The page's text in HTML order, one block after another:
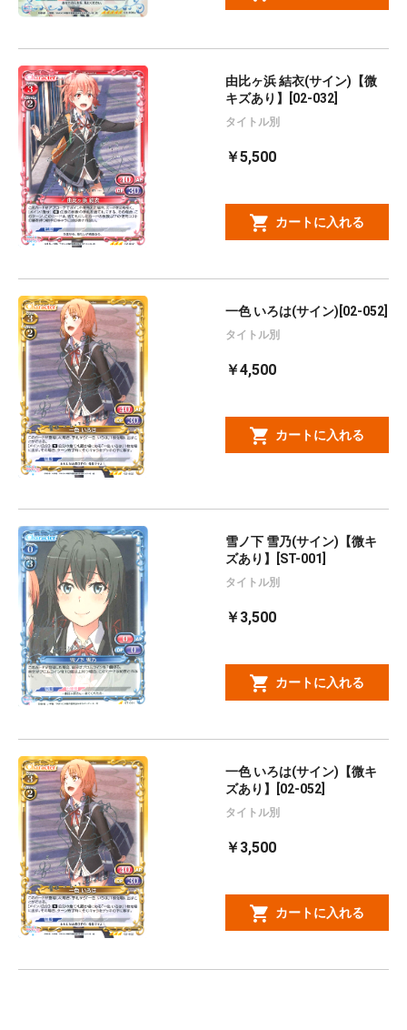
由比ヶ浜 結衣(サイン)【微
キズあり】[02-032]
タイトル別
￥5,500
カートに入れる
一色 いろは(サイン)[02-052]
タイトル別
￥4,500
カートに入れる
雪ノ下 雪乃(サイン)【微キ
ズあり】[ST-001]
タイトル別
￥3,500
カートに入れる
一色 いろは(サイン)【微キ
ズあり】[02-052]
タイトル別
￥3,500
カートに入れる